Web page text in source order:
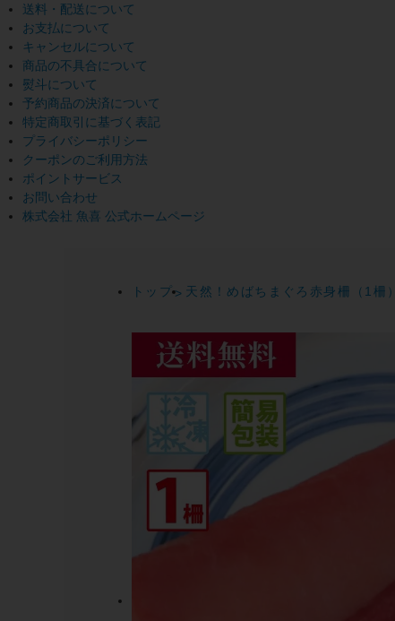
送料・配送について
お支払について
キャンセルについて
商品の不具合について
熨斗について
予約商品の決済について
特定商取引に基づく表記
プライバシーポリシー
クーポンのご利用方法
ポイントサービス
お問い合わせ
株式会社 魚喜 公式ホームページ
トップ 天然！めばちまぐろ赤身柵（1柵）